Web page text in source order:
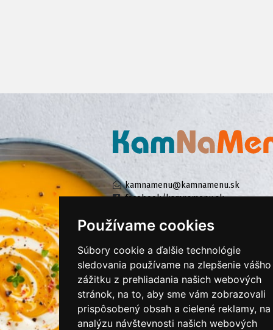
Používame cookies
Súbory cookie a ďalšie technológie
sledovania používame na zlepšenie vášho
zážitku z prehliadania našich webových
stránok, na to, aby sme vám zobrazovali
prispôsobený obsah a cielené reklamy, na
analýzu návštevnosti našich webových
kamnamenu@kamnamenu.sk
facebook/kamnamenu.sk
KONTAKTUJTE NÁS
PRIHLÁSIŤ SA DO ZÁKAZNÍCKEJ ZÓNY